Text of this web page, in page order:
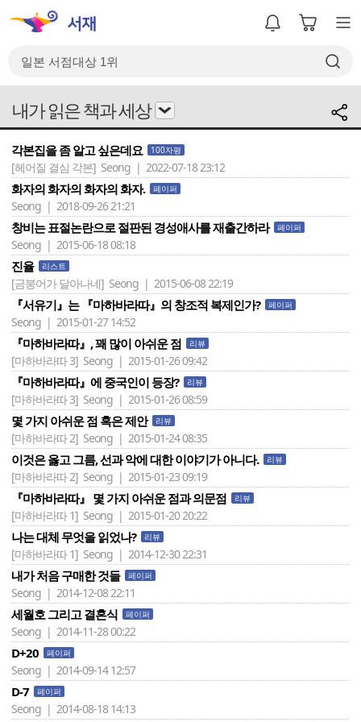
내가 읽은 책과 세상
각본집을 좀 알고 싶은데요 100자평
[헤어질 결심 각본] Seong | 2022-07-18 23:12
화자의 화자의 화자의 화자. 페이퍼
Seong | 2018-09-26 21:21
창비는 표절논란으로 절판된 경성애사를 재출간하라 페이퍼
Seong | 2015-06-18 08:18
진율 리스트
[금붕어가 달아나네] Seong | 2015-06-08 22:19
『서유기』는 『마하바라따』의 창조적 복제인가? 페이퍼
Seong | 2015-01-27 14:52
『마하바라따』, 꽤 많이 아쉬운 점 리뷰
[마하바라따 3] Seong | 2015-01-26 09:42
『마하바라따』에 중국인이 등장? 리뷰
[마하바라따 3] Seong | 2015-01-26 08:59
몇 가지 아쉬운 점 혹은 제안 리뷰
[마하바라따 2] Seong | 2015-01-24 08:35
이것은 옳고 그름, 선과 악에 대한 이야기가 아니다. 리뷰
[마하바라따 2] Seong | 2015-01-23 09:19
『마하바라따』 몇 가지 아쉬운 점과 의문점 리뷰
[마하바라따 1] Seong | 2015-01-20 20:22
나는 대체 무엇을 읽었나? 리뷰
[마하바라따 1] Seong | 2014-12-30 22:31
내가 처음 구매한 것들 페이퍼
Seong | 2014-12-08 22:11
세월호 그리고 결혼식 페이퍼
Seong | 2014-11-28 00:22
D+20 페이퍼
Seong | 2014-09-14 12:57
D-7 페이퍼
Seong | 2014-08-18 14:13